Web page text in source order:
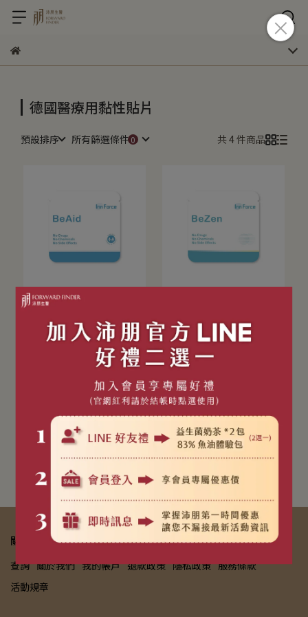
德國醫療用黏性貼片
預設排序 所有篩選條件 共 4 件商品
【BeAid 德國支持貼】德
國貼片｜醫院診所專區
【BeBright 德國女性貼】
德國貼片｜醫院診所專區
【BeLight 德國兒童貼】
關於沛朋
查詢 關於我們 我的帳戶 退款政策 隱私政策 服務條款
活動規章